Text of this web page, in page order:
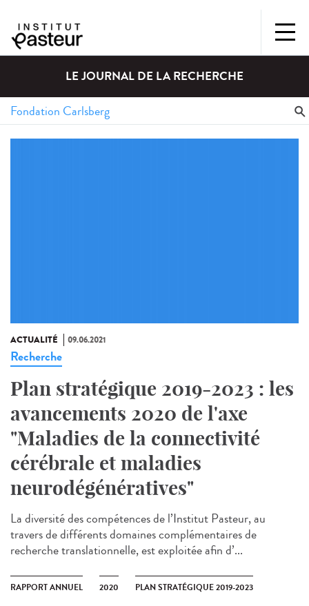
LE JOURNAL DE LA RECHERCHE
ACTUALITÉ 09.06.2021
Recherche
Plan stratégique 2019-2023 : les
avancements 2020 de l'axe
"Maladies de la connectivité
cérébrale et maladies
neurodégénératives"
La diversité des compétences de l’Institut Pasteur, au
travers de différents domaines complémentaires de
recherche translationnelle, est exploitée afin d’...
RAPPORT ANNUEL 2020 PLAN STRATÉGIQUE 2019-2023